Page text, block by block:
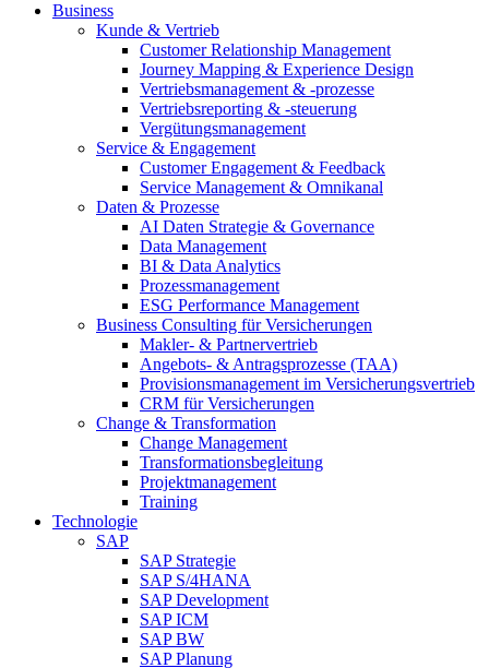
Business
Kunde & Vertrieb
Customer Relationship Management
Journey Mapping & Experience Design
Vertriebsmanagement & -prozesse
Vertriebsreporting & -steuerung
Vergütungsmanagement
Service & Engagement
Customer Engagement & Feedback
Service Management & Omnikanal
Daten & Prozesse
AI Daten Strategie & Governance
Data Management
BI & Data Analytics
Prozessmanagement
ESG Performance Management
Business Consulting für Versicherungen
Makler- & Partnervertrieb
Angebots- & Antragsprozesse (TAA)
Provisionsmanagement im Versicherungsvertrieb
CRM für Versicherungen
Change & Transformation
Change Management
Transformationsbegleitung
Projektmanagement
Training
Technologie
SAP
SAP Strategie
SAP S/4HANA
SAP Development
SAP ICM
SAP BW
SAP Planung